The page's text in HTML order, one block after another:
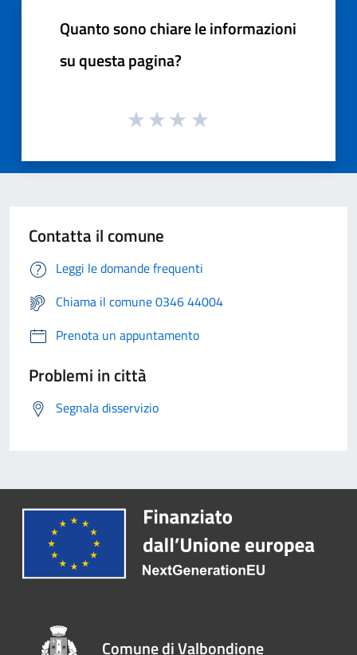
Quanto sono chiare le informazioni
su questa pagina?
Contatta il comune
Leggi le domande frequenti
Chiama il comune 0346 44004
Prenota un appuntamento
Problemi in città
Segnala disservizio
Comune di Valbondione